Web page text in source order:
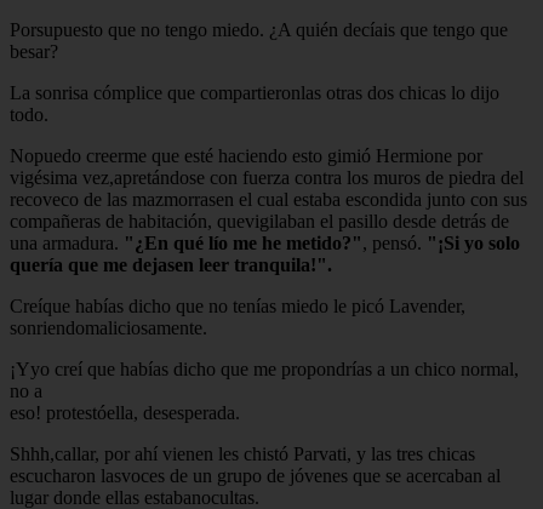
Porsupuesto que no tengo miedo. ¿A quién decíais que tengo que
besar?
La sonrisa cómplice que compartieronlas otras dos chicas lo dijo
todo.
Nopuedo creerme que esté haciendo esto gimió Hermione por
vigésima vez,apretándose con fuerza contra los muros de piedra del
recoveco de las mazmorrasen el cual estaba escondida junto con sus
compañeras de habitación, quevigilaban el pasillo desde detrás de
una armadura. "¿En qué lío me he metido?", pensó. "¡Si yo solo
quería que me dejasen leer tranquila!".
Creíque habías dicho que no tenías miedo le picó Lavender,
sonriendomaliciosamente.
¡Yyo creí que habías dicho que me propondrías a un chico normal,
no a
eso! protestóella, desesperada.
Shhh,callar, por ahí vienen les chistó Parvati, y las tres chicas
escucharon lasvoces de un grupo de jóvenes que se acercaban al
lugar donde ellas estabanocultas.